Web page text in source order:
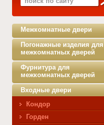
Межкомнатные двери
Погонажные изделия для
межкомнатных дверей
Фурнитура для
межкомнатных дверей
Входные двери
Кондор
Горден